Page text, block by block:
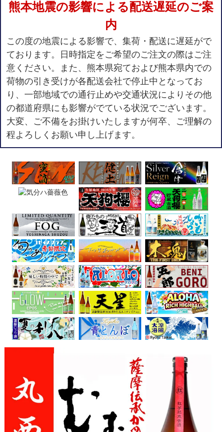
熊本地震の影響による配送遅延のご案
内
この度の地震による影響で、集荷・配送に遅延がで
ております。日時指定をご希望のご注文の際はご注
意ください。また、熊本県宛ておよび熊本県内での
荷物の引き受けが各配送会社で停止中となってお
り、一部地域での通行止めや交通状況によりその他
の都道府県にも影響がでている状況でございます。
大変、ご不備をお掛けいたしますが何卒、ご理解の
程よろしくお願い申し上げます。